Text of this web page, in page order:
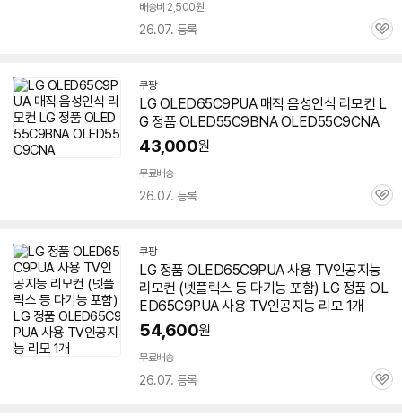
배송비 2,500원
26.07. 등록
관
쿠팡
LG OLED65C9PUA 매직 음성인식 리모컨 L
G 정품 OLED55C9BNA OLED55C9CNA
43,000원
무료배송
26.07. 등록
관
쿠팡
LG 정품 OLED65C9PUA 사용 TV인공지능
리모컨 (넷플릭스 등 다기능 포함) LG 정품 OL
ED65C9PUA 사용 TV인공지능 리모 1개
54,600원
무료배송
26.07. 등록
관